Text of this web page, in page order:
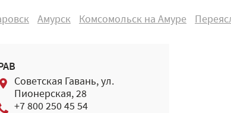
Амурск Комсомольск на Амуре
Советская Гавань, ул.
Пионерская, 28
+7 800 250 45 54